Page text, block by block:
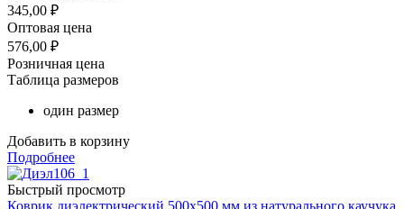
345,00 ₽
Оптовая цена
576,00 ₽
Розничная цена
Таблица размеров
один размер
Добавить в корзину
Подробнее
Быстрый просмотр
Коврик диэлектрический 500х500 мм из натурального каучука